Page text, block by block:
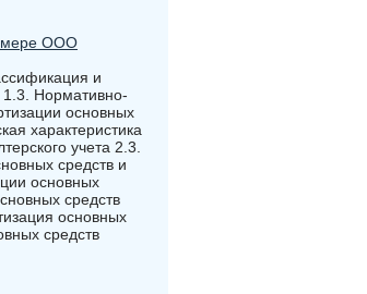
ООО
и
1.3. Нормативно-
основных
характеристика
учета 2.3.
средств и
основных
средств
основных
средств